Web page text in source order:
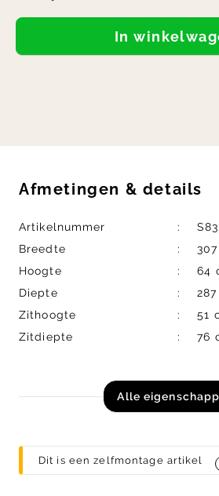
In
Afmetingen & details
Artikelnummer
Breedte
Hoogte
64
Diepte
Zithoogte
51
Zitdiepte
76
Alle
Dit is een zelfmontage artikel